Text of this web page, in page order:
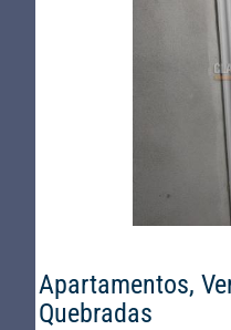
Apartamentos,
Quebradas